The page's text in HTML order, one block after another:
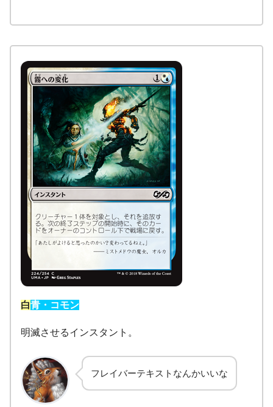
白青・コモン
明滅させるインスタント。
フレイバーテキストなんかいいな